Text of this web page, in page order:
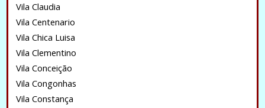
Vila Claudia
Vila Centenario
Vila Chica Luisa
Vila Clementino
Vila Conceição
Vila Congonhas
Vila Constança